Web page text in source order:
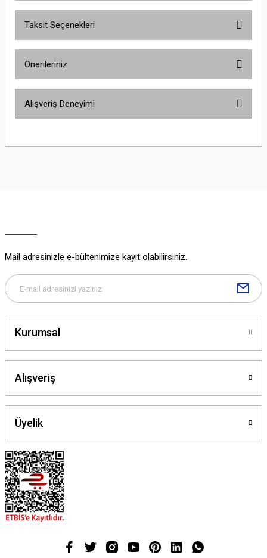
Taksit Seçenekleri
Önerileriniz
yetersiz gördüğünüz noktaları öneri formunu kullanarak tarafımıza
Gönder
Alışveriş Deneyimi
Mail adresinizle e-bültenimize kayıt olabilirsiniz.
Kurumsal
Alışveriş
Üyelik